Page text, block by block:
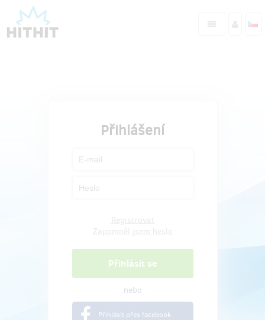
Přihlášení
nebo
Přihlásit přes facebook